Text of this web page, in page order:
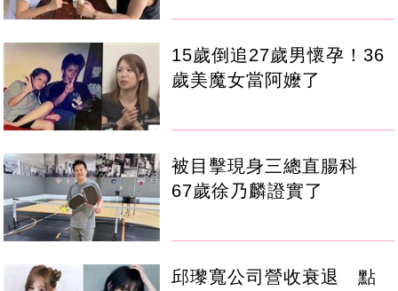
15歲倒追27歲男懷孕！36
歲美魔女當阿嬤了
被目擊現身三總直腸科
67歲徐乃麟證實了
邱瓈寬公司營收衰退 點